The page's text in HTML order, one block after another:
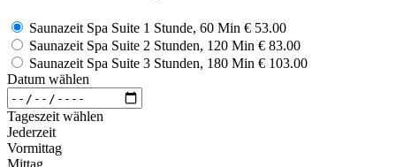
Saunazeit Spa Suite 1 Stunde, 60 Min € 53.00
Saunazeit Spa Suite 2 Stunden, 120 Min € 83.00
Saunazeit Spa Suite 3 Stunden, 180 Min € 103.00
Datum wählen
Tageszeit wählen
Jederzeit
Vormittag